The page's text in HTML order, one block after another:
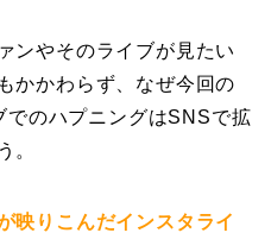
ンやそのライブが見たい
かかわらず、なぜ今回の
のハプニングはSNSで拡
。
映りこんだインスタライ